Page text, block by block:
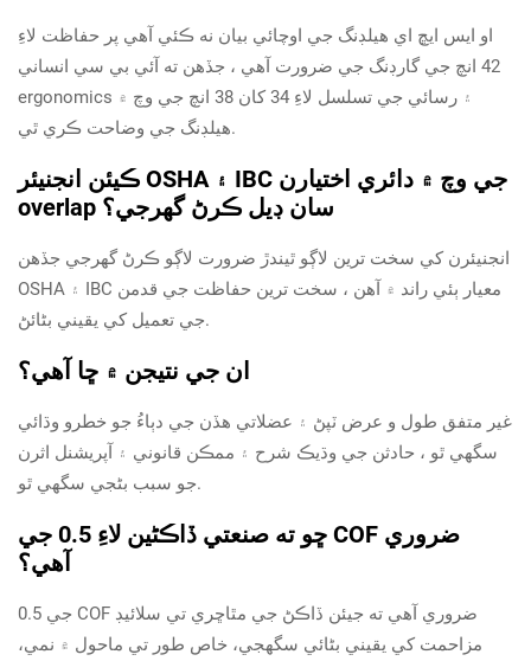
او ايس ايڇ اي هيلڊنگ جي اوچائي بيان نه ڪئي آهي پر حفاظت لاءِ
42 انچ جي گارڊنگ جي ضرورت آهي ، جڏهن ته آئي بي سي انساني
ergonomics ۽ رسائي جي تسلسل لاءِ 34 کان 38 انچ جي وچ ۾
هيلڊنگ جي وضاحت ڪري ٿي.
ڪيئن انجنيئر OSHA ۽ IBC جي وچ ۾ دائري اختيارن
overlap سان ڊيل ڪرڻ گهرجي؟
انجنيئرن کي سخت ترين لاڳو ٿيندڙ ضرورت لاڳو ڪرڻ گهرجي جڏهن
OSHA ۽ IBC معيار ٻئي راند ۾ آهن ، سخت ترين حفاظت جي قدمن
جي تعميل کي يقيني بڻائڻ.
ان جي نتيجن ۾ ڇا آهي؟
غير متفق طول و عرض ٽپڻ ۽ عضلاتي هڏن جي دٻاءُ جو خطرو وڌائي
سگھي ٿو ، حادثن جي وڌيڪ شرح ۽ ممڪن قانوني ۽ آپريشنل اثرن
جو سبب بڻجي سگهي ٿو.
ڇو ته صنعتي ڏاڪڻين لاءِ 0.5 جي COF ضروري
آهي؟
0.5 جي COF ضروري آهي ته جيئن ڏاڪڻ جي مٿاڇري تي سلائيڊ
مزاحمت کي يقيني بڻائي سگهجي، خاص طور تي ماحول ۾ نمي،